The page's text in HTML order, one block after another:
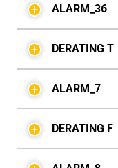
ALARM_36
DERATING T
ALARM_7
DERATING F